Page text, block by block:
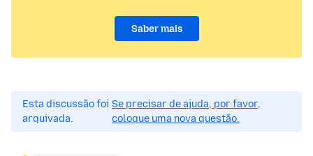
Saber mais
Esta discussão foi
arquivada.
Se precisar de ajuda, por favor,
coloque uma nova questão.